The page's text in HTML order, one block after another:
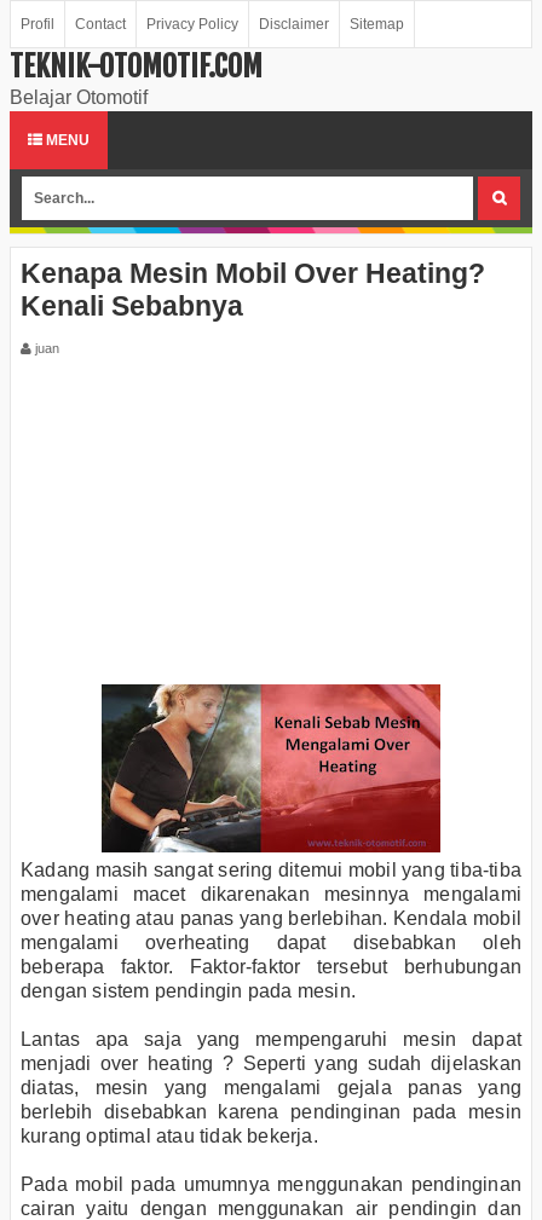
Profil Contact Privacy Policy Disclaimer Sitemap
TEKNIK-OTOMOTIF.COM
Belajar Otomotif
MENU
Kenapa Mesin Mobil Over Heating?
Kenali Sebabnya
juan
Kadang masih sangat sering ditemui mobil yang tiba-tiba
mengalami macet dikarenakan mesinnya mengalami
over heating atau panas yang berlebihan. Kendala mobil
mengalami overheating dapat disebabkan oleh
beberapa faktor. Faktor-faktor tersebut berhubungan
dengan sistem pendingin pada mesin.
Lantas apa saja yang mempengaruhi mesin dapat
menjadi over heating ? Seperti yang sudah dijelaskan
diatas, mesin yang mengalami gejala panas yang
berlebih disebabkan karena pendinginan pada mesin
kurang optimal atau tidak bekerja.
Pada mobil pada umumnya menggunakan pendinginan
cairan yaitu dengan menggunakan air pendingin dan